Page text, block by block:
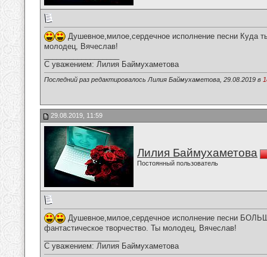
Душевное,милое,сердечное исполнение песни Куда
молодец, Вячеслав!
С уважением: Лилия Баймухаметова
Последний раз редактировалось Лилия Баймухаметова, 29.08.2019 в
29.08.2019, 11:59
Лилия Баймухаметова
Постоянный пользователь
Душевное,милое,сердечное исполнение песни
фантастическое творчество. Ты молодец, Вячеслав!
С уважением: Лилия Баймухаметова